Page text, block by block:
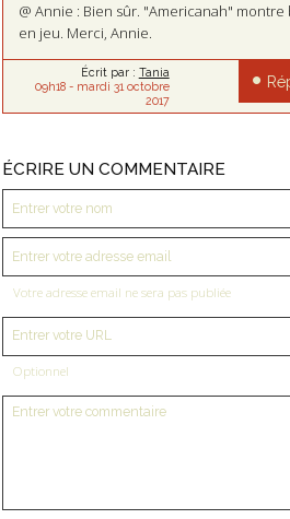
@ Annie : Bien sûr. "Americanah"
en jeu. Merci, Annie.
Écrit par : Tania
09h18- mardi 31 octobre
2017
ÉCRIRE UN COMMENTAIRE
Votre adresse email ne sera pas publiée
Optionnel